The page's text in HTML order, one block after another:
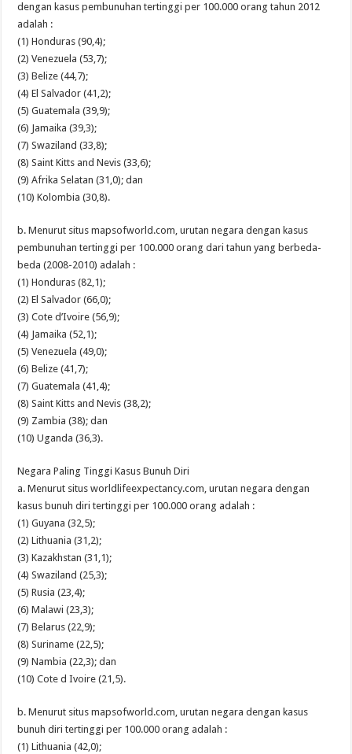
dengan kasus pembunuhan tertinggi per 100.000 orang tahun 2012
adalah :
(1) Honduras (90,4);
(2) Venezuela (53,7);
(3) Belize (44,7);
(4) El Salvador (41,2);
(5) Guatemala (39,9);
(6) Jamaika (39,3);
(7) Swaziland (33,8);
(8) Saint Kitts and Nevis (33,6);
(9) Afrika Selatan (31,0); dan
(10) Kolombia (30,8).
b. Menurut situs mapsofworld.com, urutan negara dengan kasus
pembunuhan tertinggi per 100.000 orang dari tahun yang berbeda-
beda (2008-2010) adalah :
(1) Honduras (82,1);
(2) El Salvador (66,0);
(3) Cote d’Ivoire (56,9);
(4) Jamaika (52,1);
(5) Venezuela (49,0);
(6) Belize (41,7);
(7) Guatemala (41,4);
(8) Saint Kitts and Nevis (38,2);
(9) Zambia (38); dan
(10) Uganda (36,3).
Negara Paling Tinggi Kasus Bunuh Diri
a. Menurut situs worldlifeexpectancy.com, urutan negara dengan
kasus bunuh diri tertinggi per 100.000 orang adalah :
(1) Guyana (32,5);
(2) Lithuania (31,2);
(3) Kazakhstan (31,1);
(4) Swaziland (25,3);
(5) Rusia (23,4);
(6) Malawi (23,3);
(7) Belarus (22,9);
(8) Suriname (22,5);
(9) Nambia (22,3); dan
(10) Cote d Ivoire (21,5).
b. Menurut situs mapsofworld.com, urutan negara dengan kasus
bunuh diri tertinggi per 100.000 orang adalah :
(1) Lithuania (42,0);